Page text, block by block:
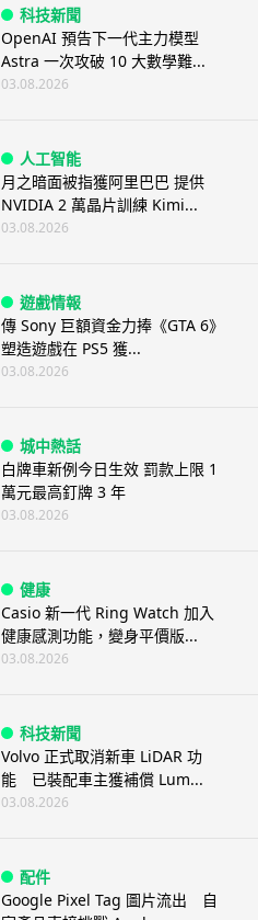
科技新聞
OpenAI 預告下一代主力模型
Astra 一次攻破 10 大數學難...
03.08.2026
人工智能
月之暗面被指獲阿里巴巴 提供
NVIDIA 2 萬晶片訓練 Kimi...
03.08.2026
遊戲情報
傳 Sony 巨額資金力捧《GTA 6》
塑造遊戲在 PS5 獲...
03.08.2026
城中熱話
白牌車新例今日生效 罰款上限 1
萬元最高釘牌 3 年
03.08.2026
健康
Casio 新一代 Ring Watch 加入
健康感測功能，變身平價版...
03.08.2026
科技新聞
Volvo 正式取消新車 LiDAR 功
能 已裝配車主獲補償 Lum...
03.08.2026
配件
Google Pixel Tag 圖片流出 自